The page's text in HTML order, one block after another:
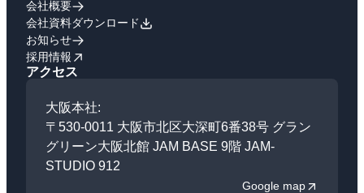
会社概要
会社資料ダウンロード
お知らせ
採用情報
アクセス
大阪本社:
〒530-0011 大阪市北区大深町6番38号 グラン
グリーン大阪北館 JAM BASE 9階 JAM-
STUDIO 912
Google map